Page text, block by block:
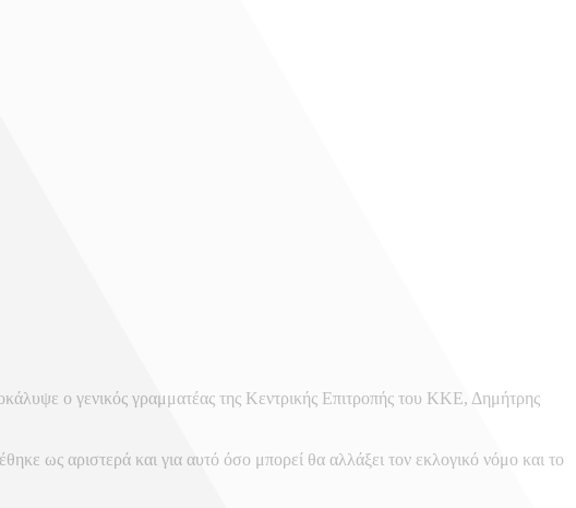
ο γενικός γραμματέας της Κεντρικής Επιτροπής του ΚΚΕ, Δημήτρης
ως αριστερά και για αυτό όσο μπορεί θα αλλάξει τον εκλογικό νόμο και το